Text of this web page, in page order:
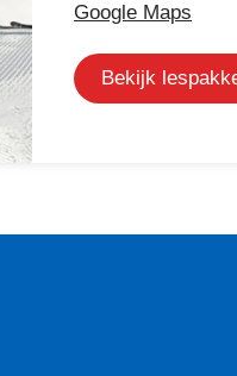
Google Maps
Bekijk